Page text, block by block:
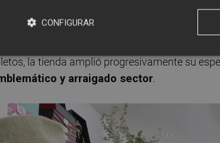
", recuerda Vicente Sáez. Apenas
comenzó a realizar arreglos textiles y
ha consolidado con el paso de las
la tienda amplió progresivamente su
y arraigado sector.
CONFIGURAR